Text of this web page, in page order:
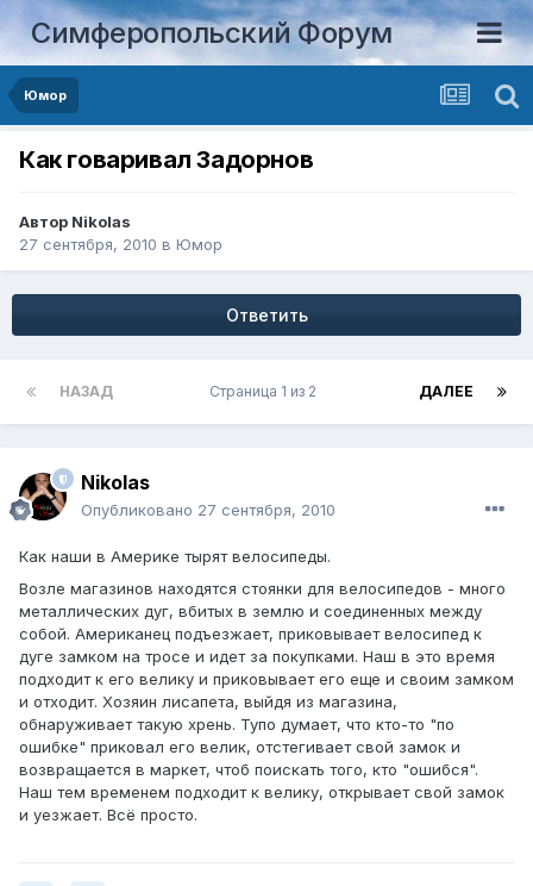
Симферопольский Форум
Юмор
Как говаривал Задорнов
Автор Nikolas
27 сентября, 2010 в Юмор
Ответить
НАЗАД ДАЛЕЕ
Страница 1 из 2
Nikolas
Опубликовано 27 сентября, 2010
Как наши в Америке тырят велосипеды.
Возле магазинов находятся стоянки для велосипедов - много
металлических дуг, вбитых в землю и соединенных между
собой. Американец подъезжает, приковывает велосипед к
дуге замком на тросе и идет за покупками. Наш в это время
подходит к его велику и приковывает его еще и своим замком
и отходит. Хозяин лисапета, выйдя из магазина,
обнаруживает такую хрень. Тупо думает, что кто-то "по
ошибке" приковал его велик, отстегивает свой замок и
возвращается в маркет, чтоб поискать того, кто "ошибся".
Наш тем временем подходит к велику, открывает свой замок
и уезжает. Всё просто.